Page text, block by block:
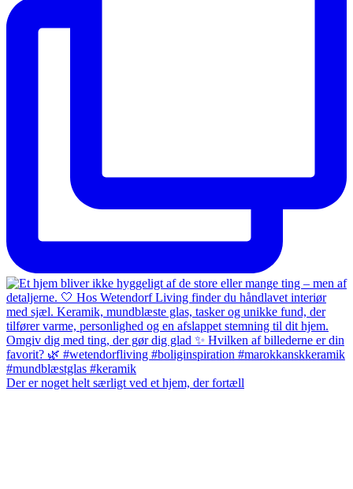
Der er noget helt særligt ved et hjem, der fortæll